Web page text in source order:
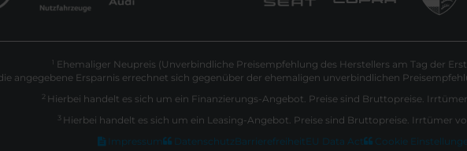
1 Ehemaliger Neupreis (Unverbindliche Preisempfehlung des Herstellers am Tag der
angegebene Ersparnis errechnet sich gegenüber der ehemaligen unverbindlichen
2 Hierbei handelt es sich um ein Finanzierungs-Angebot. Preise sind Bruttopreise.
3 Hierbei handelt es sich um ein Leasing-Angebot. Preise sind Bruttopreise. Irrtümer
Impressum
Datenschutz Barrierefreiheit EU Data Act Cookie